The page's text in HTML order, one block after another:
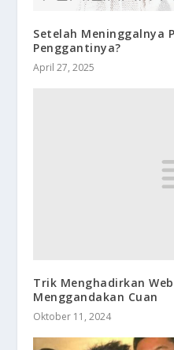
Setelah Meninggalnya
Penggantinya?
April 27, 2025
Trik Menghadirkan
Menggandakan Cuan
Oktober 11, 2024